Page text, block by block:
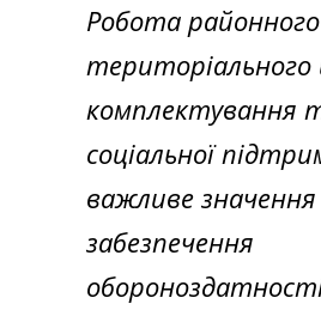
Робота районного
комплектування
соціальної
важливе
забезпечення